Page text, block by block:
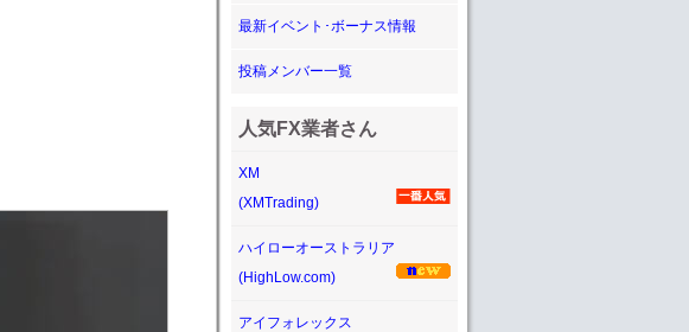
最新イベント･ボーナス情報
投稿メンバー一覧
人気FX業者さん
XM
(XMTrading)
ハイローオーストラリア
(HighLow.com)
アイフォレックス